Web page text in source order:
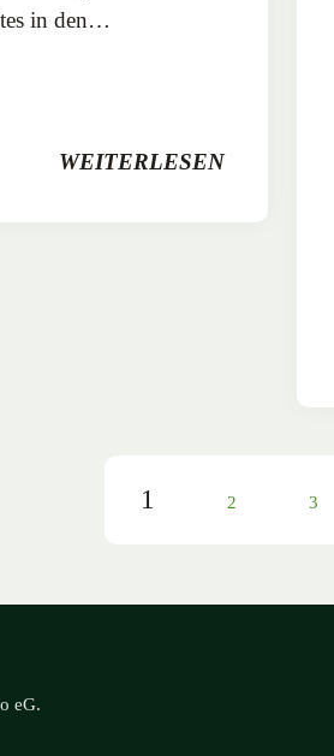
in den…
WEITERLESEN
1 2 3
eG.